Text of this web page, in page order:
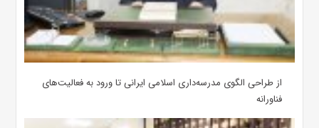
از طراحی الگوی مدرسه‌داری اسلامی ایرانی تا ورود به فعالیت‌های
فناورانه